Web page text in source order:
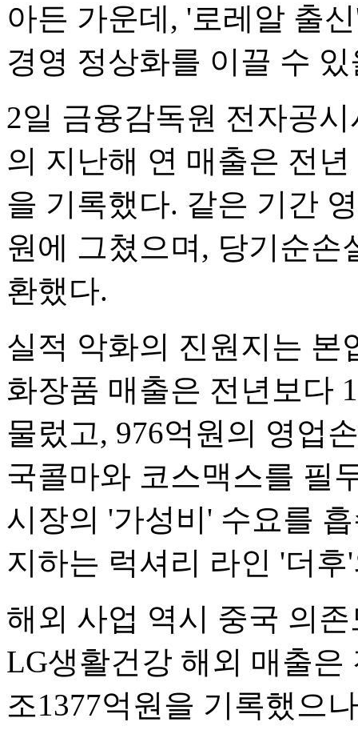
아든 가운데, '로레알 출
경영 정상화를 이끌 수
2일 금융감독원 전자공
의 지난해 연 매출은 전
을 기록했다. 같은 기간
원에 그쳤으며, 당기순손
환했다.
실적 악화의 진원지는 본
화장품 매출은 전년보다
물렀고, 976억원의 영업
국콜마와 코스맥스를 필
시장의 '가성비' 수요를
지하는 럭셔리 라인 '더
해외 사업 역시 중국 의
LG생활건강 해외 매출은
조1377억원을 기록했으